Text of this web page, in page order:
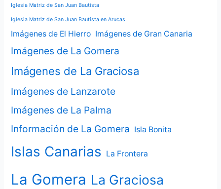
Iglesia Matriz de San Juan Bautista
Iglesia Matriz de San Juan Bautista en Arucas
Imágenes de El Hierro Imágenes de Gran Canaria
Imágenes de La Gomera
Imágenes de La Graciosa
Imágenes de Lanzarote
Imágenes de La Palma
Información de La Gomera Isla Bonita
Islas Canarias La Frontera
La Gomera La Graciosa